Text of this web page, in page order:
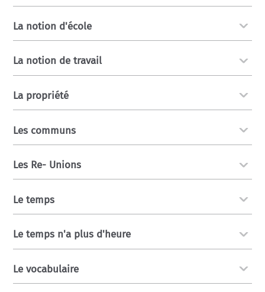
La notion d'école
La notion de travail
La propriété
Les communs
Les Re- Unions
Le temps
Le temps n'a plus d'heure
Le vocabulaire